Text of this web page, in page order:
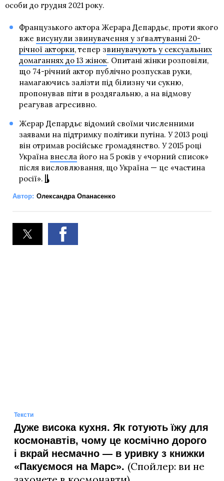
особи до грудня 2021 року.
Французького актора Жерара Депардьє, проти якого
вже висунули звинувачення у зґвалтуванні 20-
річної акторки, тепер звинувачують у сексуальних
домаганнях до 13 жінок. Опитані жінки розповіли,
що 74-річний актор публічно розпускав руки,
намагаючись залізти під білизну чи сукню,
пропонував піти в роздягальню, а на відмову
реагував агресивно.
Жерар Депардьє відомий своїми численними
заявами на підтримку політики путіна. У 2013 році
він отримав російське громадянство. У 2015 році
Україна внеслайого на 5 років у «чорний список»
після висловлювання, що Україна — це «частина
росії».
Автор: Олександра Опанасенко